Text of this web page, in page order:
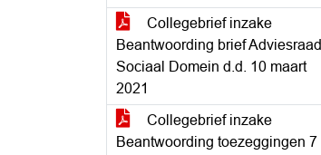
Collegebrief inzake
Beantwoording brief Adviesraad
Sociaal Domein d.d. 10 maart
2021
Collegebrief inzake
Beantwoording toezeggingen 7